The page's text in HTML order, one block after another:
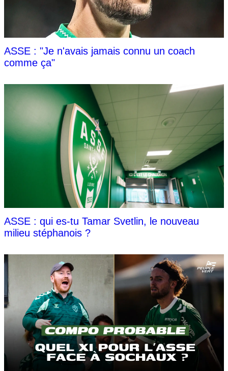
ASSE : "Je n'avais jamais connu un coach
comme ça"
ASSE : qui es-tu Tamar Svetlin, le nouveau
milieu stéphanois ?